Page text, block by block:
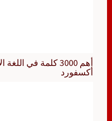
أهم 3000 كلمة في
أكسفورد